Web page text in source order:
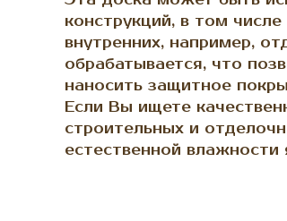
конструкций, в том
внутренних, например,
обрабатывается, что
наносить защитное
Если Вы ищете
строительных и
естественной